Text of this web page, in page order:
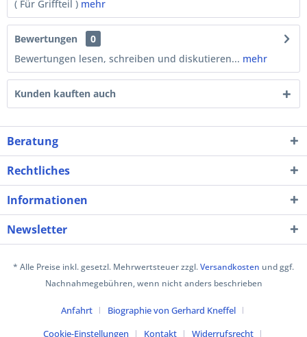
( Für Griffteil ) mehr
Bewertungen
0
Bewertungen lesen, schreiben und diskutieren... mehr
Kunden kauften auch
Beratung
Rechtliches
Informationen
Newsletter
* Alle Preise inkl. gesetzl. Mehrwertsteuer zzgl.Versandkosten und ggf.
Nachnahmegebühren, wenn nicht anders beschrieben
Anfahrt
Biographie von Gerhard Kneffel
Cookie-Einstellungen
Kontakt Widerrufsrecht